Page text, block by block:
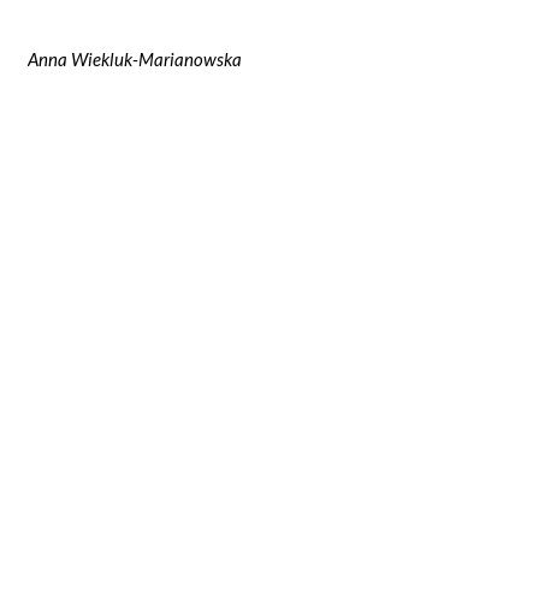
Anna Wiekluk-Marianowska